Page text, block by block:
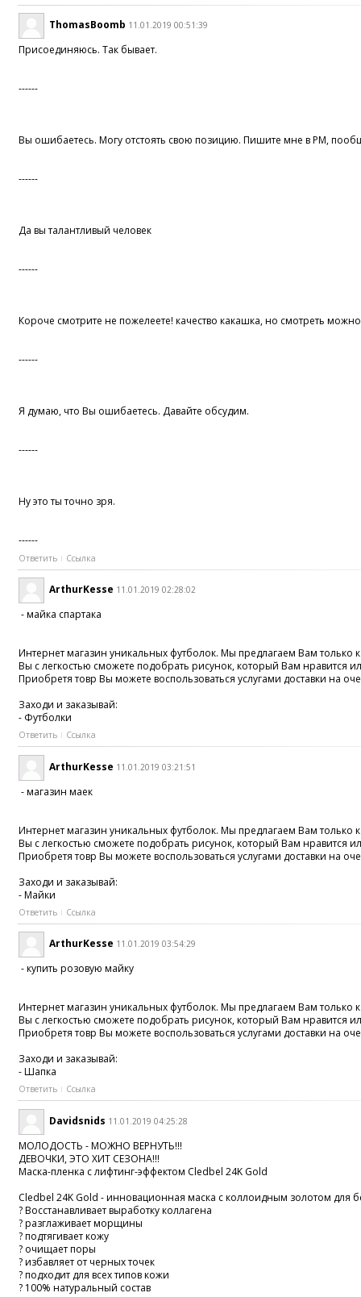
ThomasBoomb 11.01.2019 00:51:39
Присоединяюсь. Так бывает.
------
Вы ошибаетесь. Могу отстоять свою позицию. Пишите мне в PM,
------
Да вы талантливый человек
------
Короче смотрите не пожелеете! качество какашка, но смотреть
------
Я думаю, что Вы ошибаетесь. Давайте обсудим.
------
Ну это ты точно зря.
------
Ответить Ссылка
ArthurKesse 11.01.2019 02:28:02
- майка спартака
Интернет магазин уникальных футболок. Мы предлагаем Вам
Вы с легкостью сможете подобрать рисунок, который Вам нравится
Приобретя товр Вы можете воспользоваться услугами доставки на
Заходи и заказывай:
- Футболки
Ответить Ссылка
ArthurKesse 11.01.2019 03:21:51
- магазин маек
Интернет магазин уникальных футболок. Мы предлагаем Вам
Вы с легкостью сможете подобрать рисунок, который Вам нравится
Приобретя товр Вы можете воспользоваться услугами доставки на
Заходи и заказывай:
- Майки
Ответить Ссылка
ArthurKesse 11.01.2019 03:54:29
- купить розовую майку
Интернет магазин уникальных футболок. Мы предлагаем Вам
Вы с легкостью сможете подобрать рисунок, который Вам нравится
Приобретя товр Вы можете воспользоваться услугами доставки на
Заходи и заказывай:
- Шапка
Ответить Ссылка
Davidsnids 11.01.2019 04:25:28
МОЛОДОСТЬ - МОЖНО ВЕРНУТЬ!!!
ДЕВОЧКИ, ЭТО ХИТ СЕЗОНА!!!
Маска-пленка с лифтинг-эффектом Cledbel 24K Gold
Cledbel 24K Gold - инновационная маска с коллоидным золотом
? Восстанавливает выработку коллагена
? разглаживает морщины
? подтягивает кожу
? очищает поры
? избавляет от черных точек
? подходит для всех типов кожи
? 100% натуральный состав